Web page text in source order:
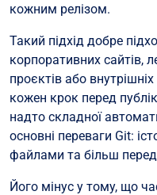
кожним релізом.
Такий підхід добре
корпоративних сайтів,
проєктів або
кожен крок перед
надто складної
основні переваги Git:
файлами та більш
Його мінус у тому, що